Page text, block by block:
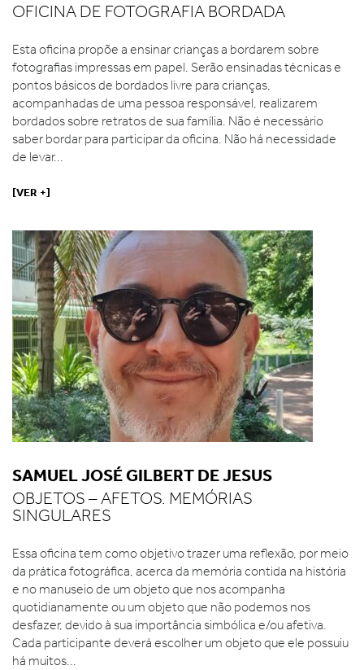
OFICINA DE FOTOGRAFIA BORDADA
Esta oficina propõe a ensinar crianças a bordarem sobre
fotografias impressas em papel. Serão ensinadas técnicas e
pontos básicos de bordados livre para crianças,
acompanhadas de uma pessoa responsável, realizarem
bordados sobre retratos de sua família. Não é necessário
saber bordar para participar da oficina. Não há necessidade
de levar...
[VER +]
SAMUEL JOSÉ GILBERT DE JESUS
OBJETOS – AFETOS. MEMÓRIAS
SINGULARES
Essa oficina tem como objetivo trazer uma reflexão, por meio
da prática fotográfica, acerca da memória contida na história
e no manuseio de um objeto que nos acompanha
quotidianamente ou um objeto que não podemos nos
desfazer, devido à sua importância simbólica e/ou afetiva.
Cada participante deverá escolher um objeto que ele possuiu
há muitos...